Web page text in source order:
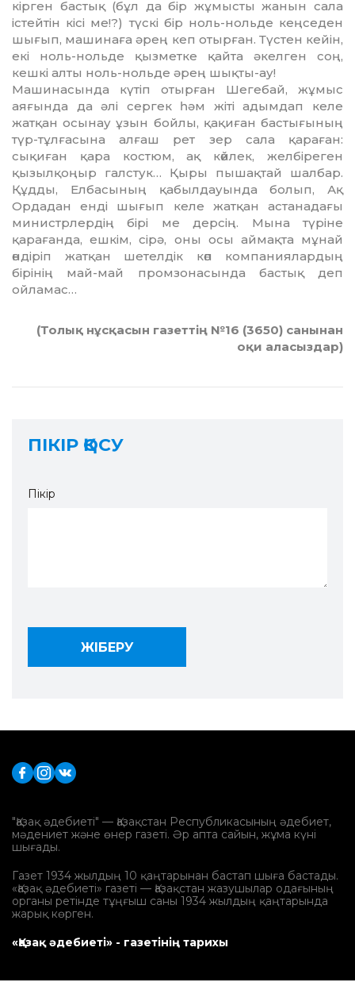
кірген бастық (бұл да бір жұ­мыс­ты жанын сала
істейтін кісі ме!?) түскі бір ноль-нольде кеңседен
шығып, машинаға әр­ең кеп отырған. Түстен кейін,
екі ноль-но­льде қызметке қайта әкелген соң,
кешкі алты ноль-нольде әрең шықты-ау!
Машинасында күтіп отырған Шегебай, жұмыс
аяғында да әлі сергек һәм жіті адым­дап келе
жатқан осынау ұзын бойлы, қақиған бастығының
түр-тұлғасына алғаш рет зер сала қараған:
сықиған қара костюм, ақ көйлек, желбіреген
қызылқоңыр гал­стук… Қыры пышақтай шалбар.
Құдды, Елба­сының қабылдауында болып, Ақ
Орда­дан енді шығып келе жатқан астанадағы
министрлердің бірі ме дерсің. Мына түріне
қарағанда, ешкім, сірә, оны осы аймақта мұ­най
өндіріп жатқан шетелдік көп компа­ния­лардың
бірінің май-май промзонасында бастық деп
ойламас…
(Толық нұсқасын газеттің №16 (3650) санынан
оқи аласыздар)
ПІКІР ҚОСУ
Пікір
"Қазақ әдебиеті" — Қазақстан Республикасының әдебиет,
мәдениет және өнер газеті. Әр апта сайын, жұма күні
шығады.
Газет 1934 жылдың 10 қаңтарынан бастап шыға бастады.
«Қазақ әдебиеті» газеті — Қазақстан жазушылар одағының
органы ретінде тұңғыш саны 1934 жылдың қаңтарында
жарық көрген.
«Қазақ әдебиеті» - газетінің тарихы